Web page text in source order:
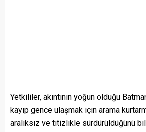
Yetkililer, akıntının yoğun olduğu
kayıp gence ulaşmak için arama
aralıksız ve titizlikle sürdürüldüğünü